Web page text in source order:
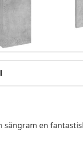
sängram en